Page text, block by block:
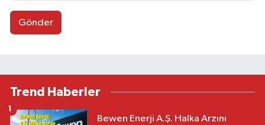
Gönder
Trend Haberler
Bewen Enerji A.Ş. Halka Arzını
1